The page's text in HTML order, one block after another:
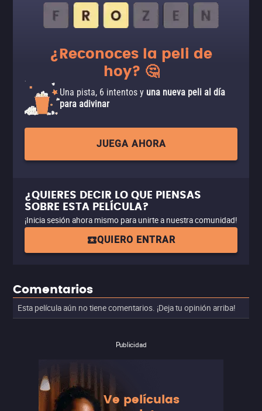
¿Reconoces la peli de
hoy? 🤔
Una pista, 6 intentos y una nueva peli al día
para adivinar
JUEGA AHORA
¿QUIERES DECIR LO QUE PIENSAS
SOBRE ESTA PELÍCULA?
¡Inicia sesión ahora mismo para unirte a nuestra comunidad!
QUIERO ENTRAR
Comentarios
Esta película aún no tiene comentarios. ¡Deja tu opinión arriba!
Publicidad
Ve películas